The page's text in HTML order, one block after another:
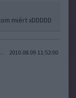
miért xDDDDD
2010.08.09 11:52:00